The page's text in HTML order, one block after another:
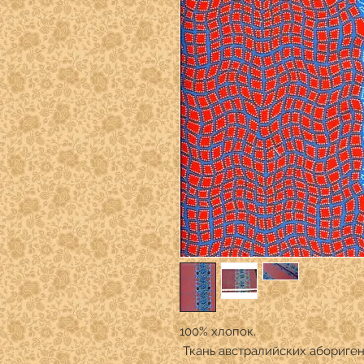
100% хлопок.
Ткань австралийских